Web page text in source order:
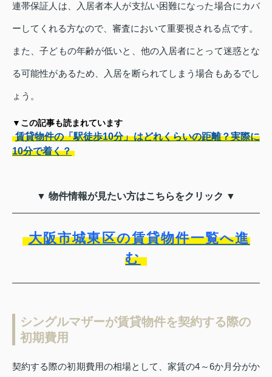
連帯保証人は、入居者本人が支払い困難になった場合にカバ
ーしてくれる方なので、審査において重要視される点です。
また、子どもの年齢が低いと、他の入居者にとって迷惑とな
る可能性があるため、入居を断られてしまう場合もあるでし
ょう。
▼この記事も読まれています
賃貸物件の「駅徒歩10分」はどれくらいの距離？実際に
10分で着く？
▼ 物件情報が見たい方はこちらをクリック ▼
大阪市城東区の賃貸物件一覧へ進
む
シングルマザーが賃貸物件を契約する際の
初期費用
契約する際の初期費用の相場として、家賃の4～6か月分がか